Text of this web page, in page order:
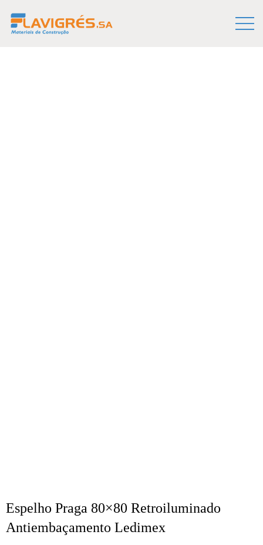
Espelho Praga 80×80 Retroiluminado
Antiembaçamento Ledimex